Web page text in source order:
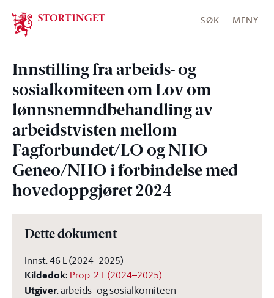
Stortinget.no
SØK MENY
Innstilling fra arbeids- og
sosialkomiteen om Lov om
lønnsnemndbehandling av
arbeidstvisten mellom
Fagforbundet/LO og NHO
Geneo/NHO i forbindelse med
hovedoppgjøret 2024
Dette dokument
Innst. 46 L (2024–2025)
Kildedok: Prop. 2 L (2024–2025)
Utgiver:arbeids- og sosialkomiteen